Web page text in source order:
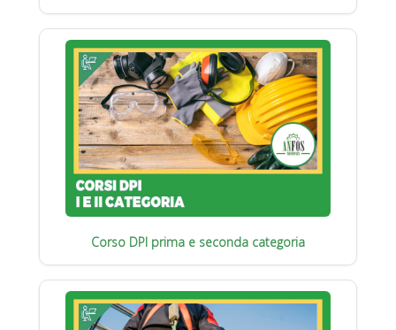
Corso DPI prima e seconda categoria